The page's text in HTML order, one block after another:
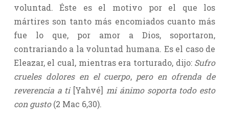
voluntad. Éste es el motivo por el que los
mártires son tanto más encomiados cuanto más
fue lo que, por amor a Dios, soportaron,
contrariando a la voluntad humana. Es el caso de
Eleazar, el cual, mientras era torturado, dijo: Sufro
crueles dolores en el cuerpo,pero en ofrenda de
reverencia a ti [Yahvé] mi ánimo soporta todo esto
con gusto(2 Mac 6,30).